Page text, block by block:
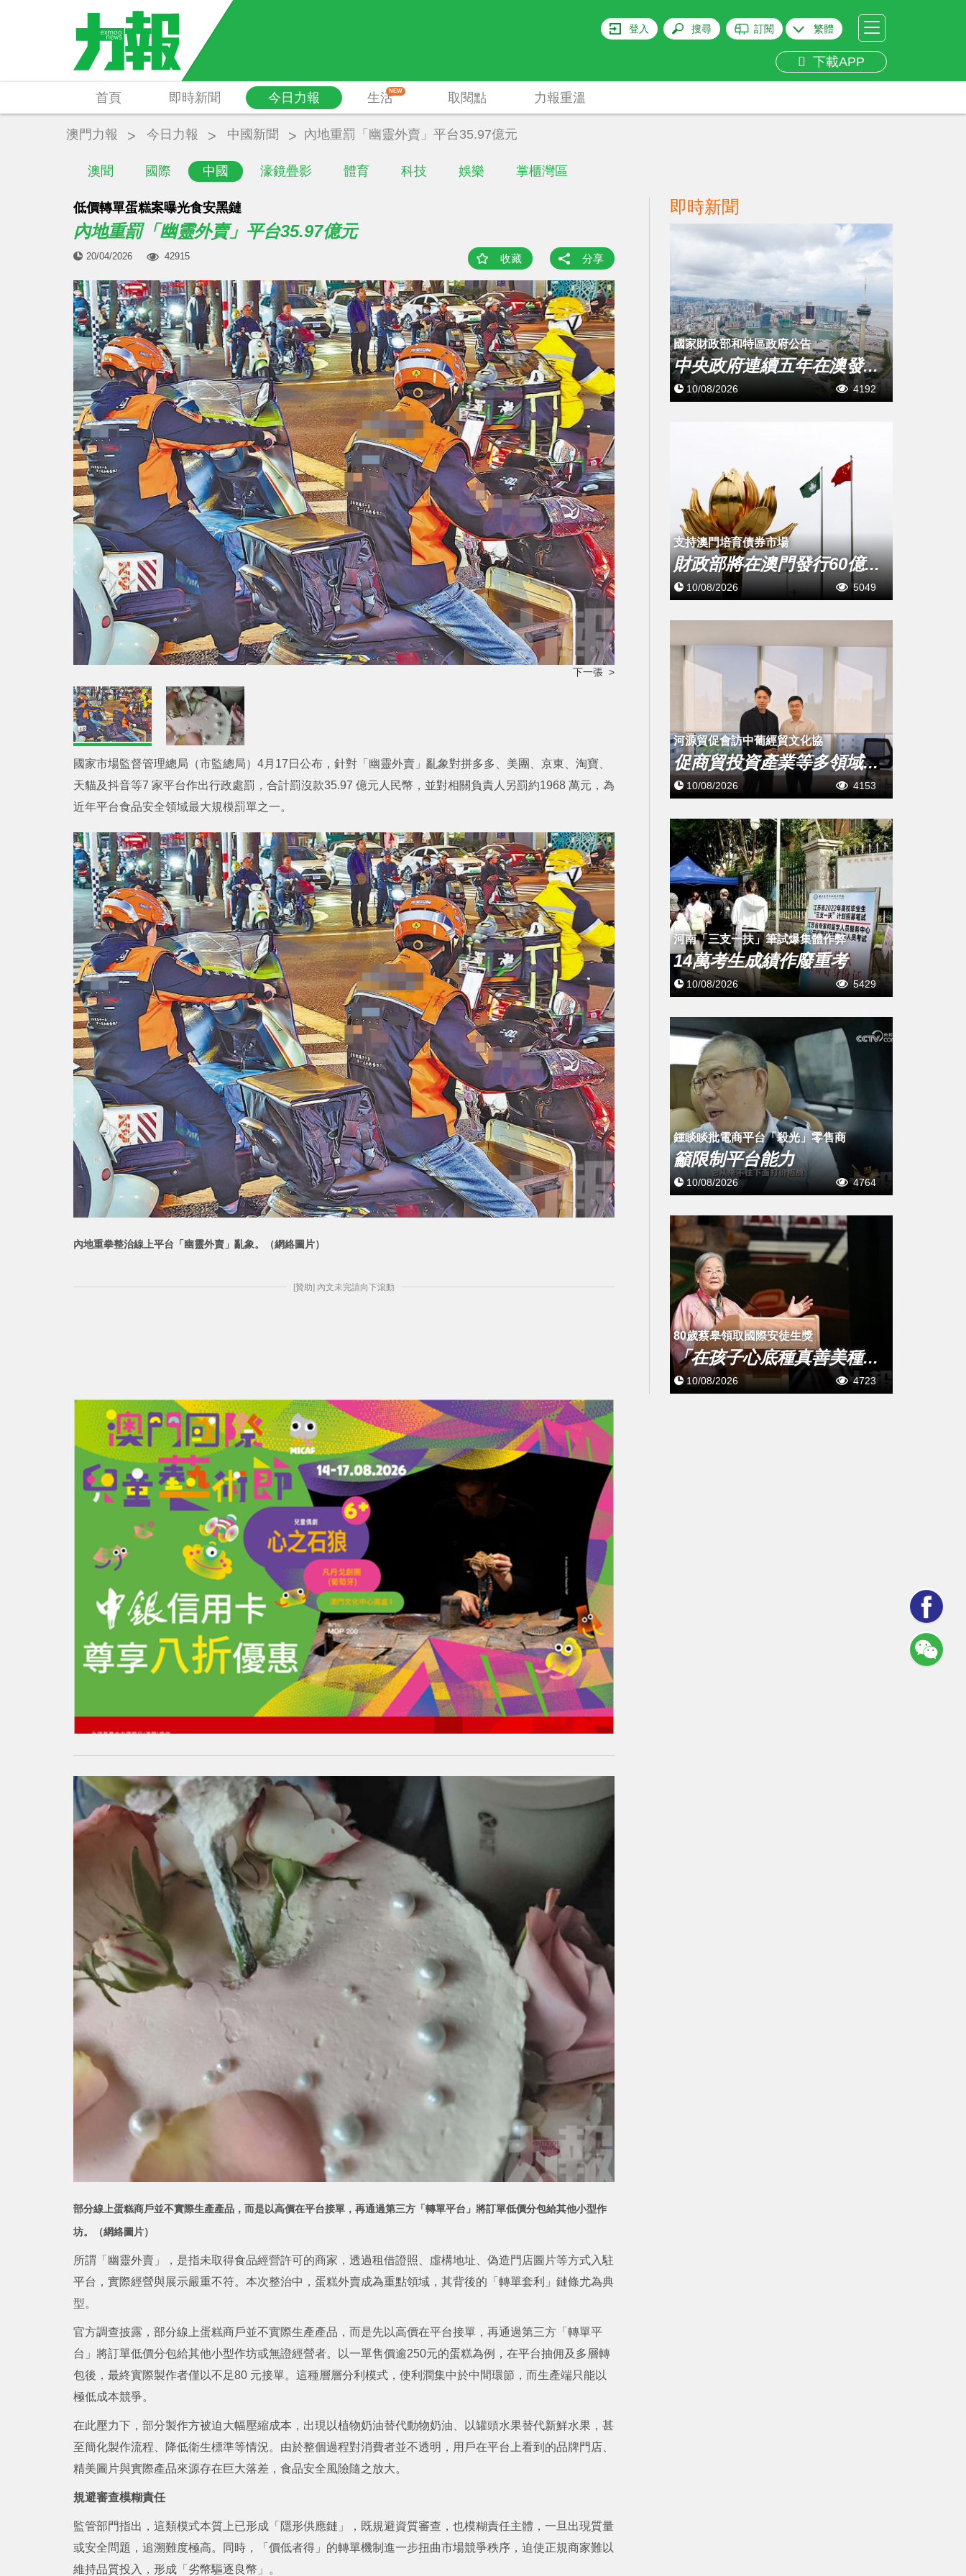
登入 搜尋 訂閱 繁體
下載APP
首頁 即時新聞 今日力報
澳聞 國際 中國 濠鏡疊影 體育 科技 娛樂 掌櫃灣區
生活NEW 取閱點 力報重溫
澳門力報 今日力報 中國新聞 內地重罰「幽靈外賣」平台35.97億元
低價轉單蛋糕案曝光食安黑鏈
內地重罰「幽靈外賣」平台35.97億元
20/04/2026 42915 收藏 分享
下一張 >
國家市場監督管理總局（市監總局）4月17日公布，針對「幽靈外賣」亂象對拼多多、美團、京東、淘寶、
天貓及抖音等7 家平台作出行政處罰，合計罰沒款35.97 億元人民幣，並對相關負責人另罰約1968 萬元，為
近年平台食品安全領域最大規模罰單之一。
內地重拳整治線上平台「幽靈外賣」亂象。（網絡圖片）
[贊助] 內文未完請向下滾動
部分線上蛋糕商戶並不實際生產產品，而是以高價在平台接單，再通過第三方「轉單平台」將訂單低價分包給其他小型作
坊。（網絡圖 片）
所謂「幽靈外賣」，是指未取得食品經營許可的商家，透過租借證照、虛構地址、偽造門店圖片等方式入駐
平台，實際經營與展示嚴重不符。本次整治中，蛋糕外賣成為重點領域，其背後的「轉單套利」鏈條尤為典
型。
官方調查披露，部分線上蛋糕商戶並不實際生產產品，而是先以高價在平台接單，再通過第三方「轉單平
台」將訂單低價分包給其他小型作坊或無證經營者。以一單售價逾250元的蛋糕為例，在平台抽佣及多層轉
包後，最終實際製作者僅以不足80 元接單。這種層層分利模式，使利潤集中於中間環節，而生產端只能以
極低成本競爭。
在此壓力下，部分製作方被迫大幅壓縮成本，出現以植物奶油替代動物奶油、以罐頭水果替代新鮮水果，甚
至簡化製作流程、降低衛生標準等情況。由於整個過程對消費者並不透明，用戶在平台上看到的品牌門店、
精美圖片與實際產品來源存在巨大落差，食品安全風險隨之放大。
規避審查模糊責任
監管部門指出，這類模式本質上已形成「隱形供應鏈」，既規避資質審查，也模糊責任主體，一旦出現質量
或安全問題，追溯難度極高。同時，「價低者得」的轉單機制進一步扭曲市場競爭秩序，迫使正規商家難以
維持品質投入，形成「劣幣驅逐良幣」。
即時新聞
國家財政部和特區政府公告
中央政府連續五年在澳發...
10/08/2026 4192
支持澳門培育債券市場
財政部將在澳門發行60億...
10/08/2026 5049
​河源貿促會訪中葡經貿文化協
促商貿投資產業等多領域...
10/08/2026 4153
河南「三支一扶」筆試爆集體作弊
14萬考生成績作廢重考
10/08/2026 5429
鍾睒睒批電商平台「殺光」零售商
籲限制平台能力
10/08/2026 4764
80歲蔡皋領取國際安徒生獎
「在孩子心底種真善美種...
10/08/2026 4723